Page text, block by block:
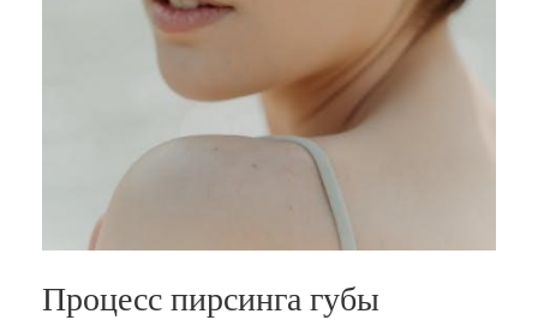
Процесс пирсинга губы